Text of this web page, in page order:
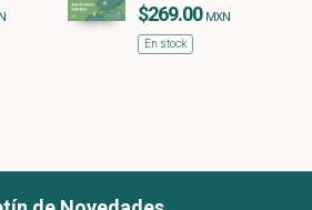
$269.00 MXN
En stock